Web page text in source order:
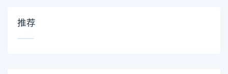
推荐